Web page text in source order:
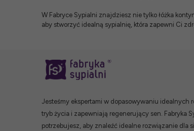
W Fabryce Sypialni znajdziesz nie tylko łóżka
aby stworzyć idealną sypialnię, która zapewni Ci
Jesteśmy ekspertami w dopasowywaniu idealnych
tryb życia i zapewniają regenerujący sen. Fabryka
potrzebujesz, aby znaleźć idealne rozwiązanie dla